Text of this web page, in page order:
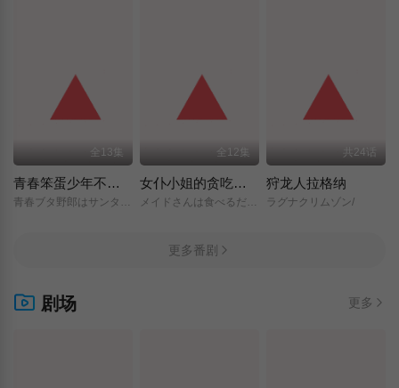
全13集
青春笨蛋少年不做圣诞服女郎的梦
全12集
女仆小姐的贪吃日常
メイドさんは食べるだけ/
共24话
狩龙人拉格纳
ラグナクリムゾン/
更多番剧
剧场 更多